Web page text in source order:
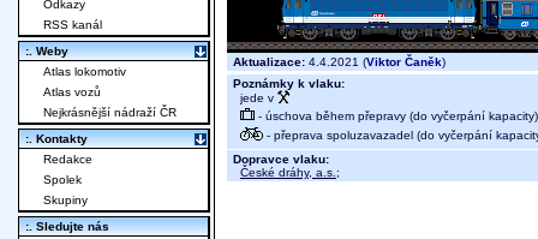
Aktualizace: 4.4.2021 (Viktor Čaněk)
Poznámky k vlaku:
jede v
- úschova během přepravy (do vyčerpání kapacity)
- přeprava spoluzavazadel (do vyčerpání
Dopravce vlaku:
České dráhy, a.s. ;
Odkazy
RSS kanál
:. Weby
Atlas lokomotiv
Atlas vozů
Nejkrásnější nádraží ČR
:. Kontakty
Redakce
Spolek
Skupiny
:. Sledujte nás